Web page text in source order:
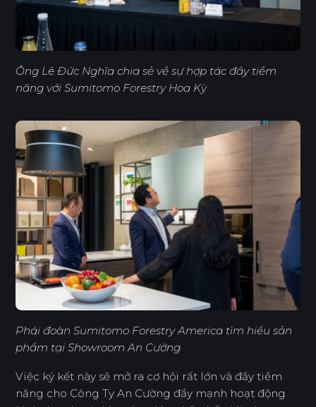
Ông Lê Đức Nghĩa chia sẻ về sự hợp tác đầy tiềm
năng với Sumitomo Forestry Hoa Kỳ
Phái đoàn Sumitomo Forestry America tìm hiểu sản
phẩm tại Showroom An Cường
Việc ký kết này sẽ mở ra cơ hội rất lớn và đầy tiềm
năng cho Công Ty An Cường đẩy mạnh hoạt động